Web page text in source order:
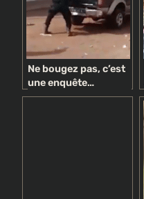
Ne bougez pas, c’est
une enquête…
politique !